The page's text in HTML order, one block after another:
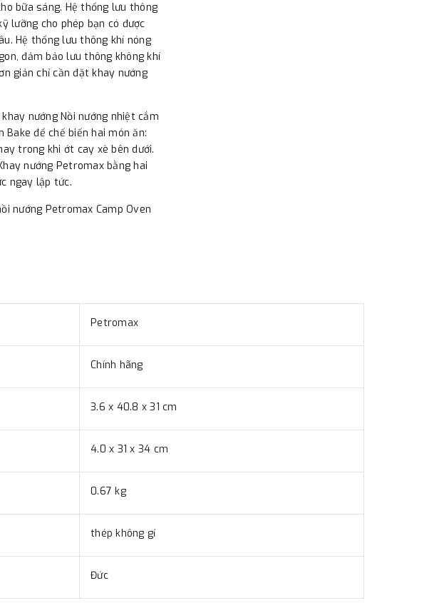
bữa sáng. Hệ thống lưu thông
lưỡng cho phép bạn có được
Hệ thống lưu thông khí nóng
đảm bảo lưu thông không khí
giản chỉ cần đặt khay nướng
nướng Nồi nướng nhiệt cắm
để chế biến hai món ăn:
trong khi ớt cay xè bên dưới.
nướng Petromax bằng hai
ngay lập tức.
nướng Petromax Camp Oven
Petromax
Chính hãng
3.6 x 40.8 x 31 cm
4.0 x 31 x 34 cm
0.67 kg
thép không gỉ
Đức